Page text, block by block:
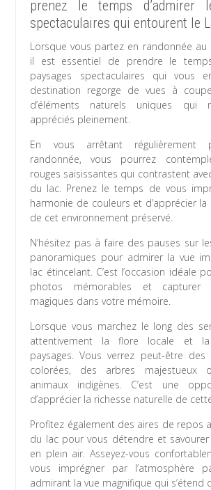
prenez le temps d’admirer
spectaculaires qui entourent le
Lorsque vous partez en randonnée au
il est essentiel de prendre le
paysages spectaculaires qui vous
destination regorge de vues à
d’éléments naturels uniques qui
appréciés pleinement.
En vous arrêtant régulièrement
randonnée, vous pourrez
rouges saisissantes qui contrastent
du lac. Prenez le temps de vous
harmonie de couleurs et d’apprécier la
de cet environnement préservé.
N’hésitez pas à faire des pauses sur
panoramiques pour admirer la vue
lac étincelant. C’est l’occasion idéale
photos mémorables et capturer
magiques dans votre mémoire.
Lorsque vous marchez le long des
attentivement la flore locale et
paysages. Vous verrez peut-être des
colorées, des arbres majestueux
animaux indigènes. C’est une
d’apprécier la richesse naturelle de
Profitez également des aires de repos
du lac pour vous détendre et
en plein air. Asseyez-vous
vous imprégner par l’atmosphère
admirant la vue magnifique qui s’étend